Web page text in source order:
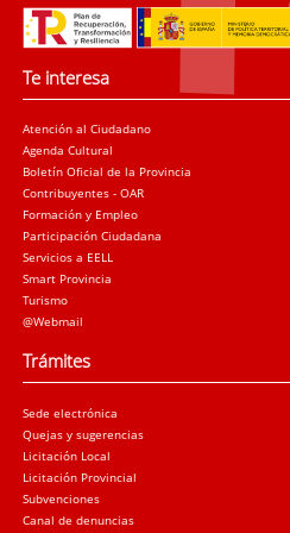
la tierra, los campos, las
es el epítome del rigor
Te interesa
Atención al Ciudadano
Agenda Cultural
Boletín Oficial de la Provincia
Contribuyentes - OAR
Formación y Empleo
Participación Ciudadana
Servicios a EELL
Smart Provincia
Turismo
@Webmail
Trámites
Sede electrónica
Quejas y sugerencias
Licitación Local
Licitación Provincial
Subvenciones
Canal de denuncias